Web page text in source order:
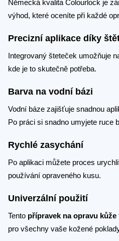
Německá kvalita Colourlock je
výhod, které oceníte při každé
Precizní aplikace díky
Integrovaný šteteček umožňuje
kde je to skutečně potřeba.
Barva na vodní bázi
Vodní báze zajišťuje snadnou
Po práci si snadno umyjete ruce
Rychlé zasychání
Po aplikaci můžete proces
používání opraveného kusu.
Univerzální použití
Tento přípravek na opravu kůže
pro všechny vaše kožené